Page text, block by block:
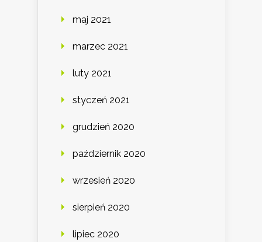
maj 2021
marzec 2021
luty 2021
styczeń 2021
grudzień 2020
październik 2020
wrzesień 2020
sierpień 2020
lipiec 2020